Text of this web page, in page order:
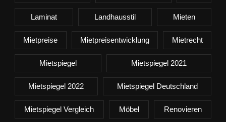
Laminat Landhausstil Mieten
Mietpreise Mietpreisentwicklung Mietrecht
Mietspiegel Mietspiegel 2021
Mietspiegel 2022 Mietspiegel Deutschland
Mietspiegel Vergleich Möbel Renovieren